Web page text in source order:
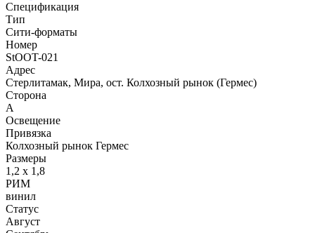
Спецификация
Тип
Сити-форматы
Номер
StOOT-021
Адрес
Стерлитамак, Мира, ост. Колхозный рынок (Гермес)
Сторона
А
Освещение
Привязка
Колхозный рынок Гермес
Размеры
1,2 х 1,8
РИМ
винил
Статус
Август